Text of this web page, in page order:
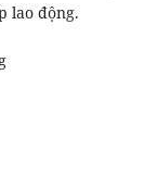
lao động.